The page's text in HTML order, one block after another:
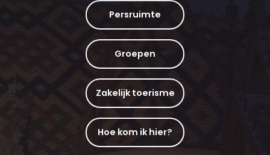
Persruimte
Groepen
Zakelijk toerisme
Hoe kom ik hier?